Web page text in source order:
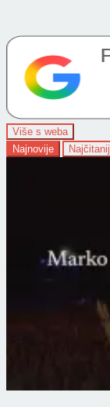
Više s weba
Najnovije